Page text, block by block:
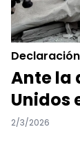
Ante la
Unidos
2/3/2026